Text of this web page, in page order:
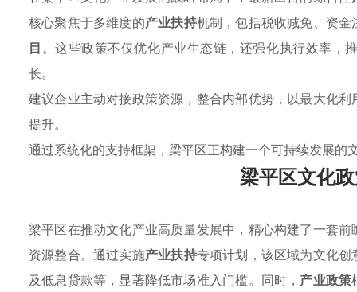
核心聚焦于多维度的产业扶持机制，包括税收减免、资金
目。这些政策不仅优化产业生态链，还强化执行效率，
长。
建议企业主动对接政策资源，整合内部优势，以最大化
提升。
通过系统化的支持框架，梁平区正构建一个可持续发展的
梁平区文化
梁平区在推动文化产业高质量发展中，精心构建了一套
资源整合。通过实施产业扶持专项计划，该区域为文化创
及低息贷款等，显著降低市场准入门槛。同时， 产业政策